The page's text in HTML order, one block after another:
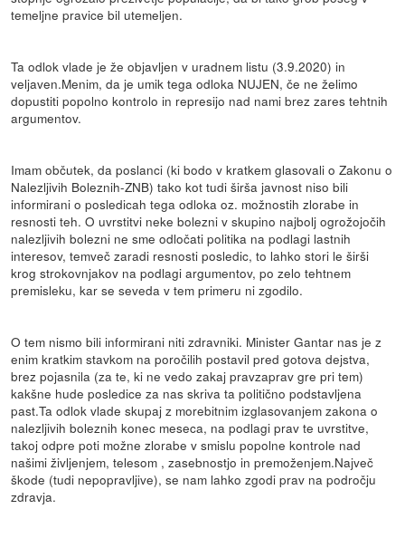
temeljne pravice bil utemeljen.
Ta odlok vlade je že objavljen v uradnem listu (3.9.2020) in
veljaven.Menim, da je umik tega odloka NUJEN, če ne želimo
dopustiti popolno kontrolo in represijo nad nami brez zares tehtnih
argumentov.
Imam občutek, da poslanci (ki bodo v kratkem glasovali o Zakonu o
Nalezljivih Boleznih-ZNB) tako kot tudi širša javnost niso bili
informirani o posledicah tega odloka oz. možnostih zlorabe in
resnosti teh. O uvrstitvi neke bolezni v skupino najbolj ogrožojočih
nalezljivih bolezni ne sme odločati politika na podlagi lastnih
interesov, temveč zaradi resnosti posledic, to lahko stori le širši
krog strokovnjakov na podlagi argumentov, po zelo tehtnem
premisleku, kar se seveda v tem primeru ni zgodilo.
O tem nismo bili informirani niti zdravniki. Minister Gantar nas je z
enim kratkim stavkom na poročilih postavil pred gotova dejstva,
brez pojasnila (za te, ki ne vedo zakaj pravzaprav gre pri tem)
kakšne hude posledice za nas skriva ta politično podstavljena
past.Ta odlok vlade skupaj z morebitnim izglasovanjem zakona o
nalezljivih boleznih konec meseca, na podlagi prav te uvrstitve,
takoj odpre poti možne zlorabe v smislu popolne kontrole nad
našimi življenjem, telesom , zasebnostjo in premoženjem.Največ
škode (tudi nepopravljive), se nam lahko zgodi prav na področju
zdravja.